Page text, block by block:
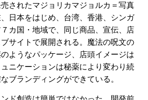
されたマジョリカマジョルカ＝写真
日本をはじめ、台湾、香港、シンガ
カ国・地域で、同じ商品、宣伝、店
サイトで展開される。魔法の呪文の
ようなパッケージ、店頭イメージは
ニケーションは秘薬により変わり続
ブランディングができている。